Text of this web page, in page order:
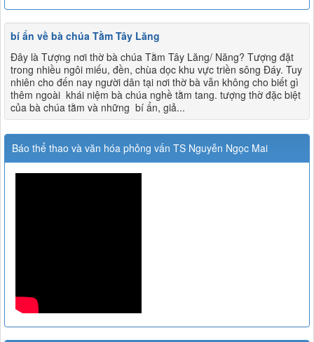
bí ẩn về bà chúa Tằm Tây Lăng
Đây là Tượng nơi thờ bà chúa Tằm Tây Lăng/ Năng? Tượng đặt
trong nhiều ngôi miếu, đền, chùa dọc khu vực triền sông Đáy. Tuy
nhiên cho đến nay người dân tại nơi thờ bà vẫn không cho biết gì
thêm ngoài khái niệm bà chúa nghề tằm tang. tượng thờ đặc biệt
của bà chúa tằm và những bí ẩn, giả...
Báo thể thao và văn hóa phỏng vấn TS Nguyễn Ngọc Mai